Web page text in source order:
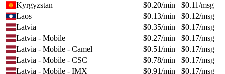
Kyrgyzstan
$0.20/min $0.11/msg
Laos
$0.13/min $0.12/msg
Latvia
$0.35/min $0.17/msg
Latvia - Mobile
$0.27/min $0.17/msg
Latvia - Mobile - Camel
$0.51/min $0.17/msg
Latvia - Mobile - CSC
$0.78/min $0.17/msg
Latvia - Mobile - IMX
$0.91/min $0.17/msg